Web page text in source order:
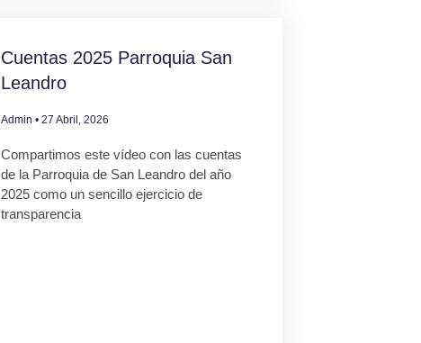
Cuentas 2025 Parroquia San
Leandro
Admin 27 Abril, 2026
Compartimos este vídeo con las cuentas
de la Parroquia de San Leandro del año
2025 como un sencillo ejercicio de
transparencia